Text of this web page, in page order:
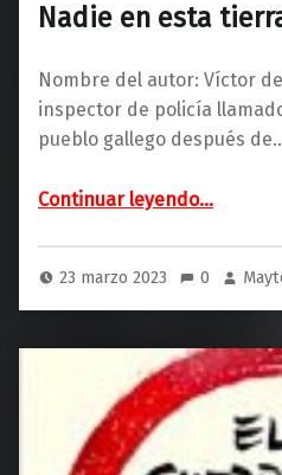
Nadie en esta
Nombre del autor: Víctor
inspector de policía
pueblo gallego después
Continuar leyendo…
23 marzo 2023 0